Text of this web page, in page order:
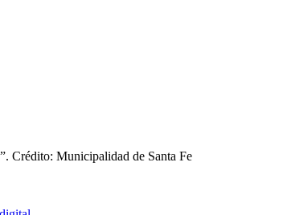
Crédito: Municipalidad de Santa Fe